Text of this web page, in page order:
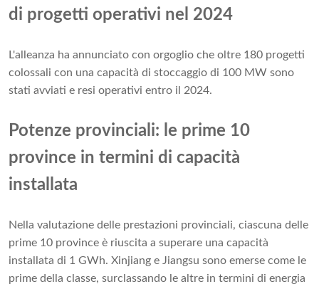
di progetti operativi nel 2024
L'alleanza ha annunciato con orgoglio che oltre 180 progetti
colossali con una capacità di stoccaggio di 100 MW sono
stati avviati e resi operativi entro il 2024.
Potenze provinciali: le prime 10
province in termini di capacità
installata
Nella valutazione delle prestazioni provinciali, ciascuna delle
prime 10 province è riuscita a superare una capacità
installata di 1 GWh. Xinjiang e Jiangsu sono emerse come le
prime della classe, surclassando le altre in termini di energia